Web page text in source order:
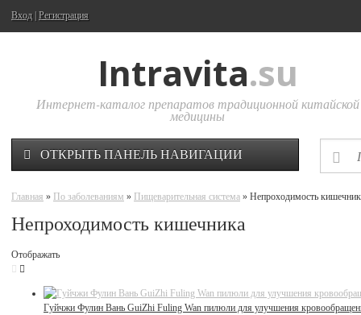
Вход Регистрация
Intravita.su
Интернет-каталог препаратов традиционной китайской
медицины
ОТКРЫТЬ ПАНЕЛЬ НАВИГАЦИИ
Главная » По заболеваниям » Пищеварительная система » Непроходимость
Непроходимость кишечника
Отображать
Гуйчжи Фулин Вань GuiZhi Fuling Wan пилюли для улучшения